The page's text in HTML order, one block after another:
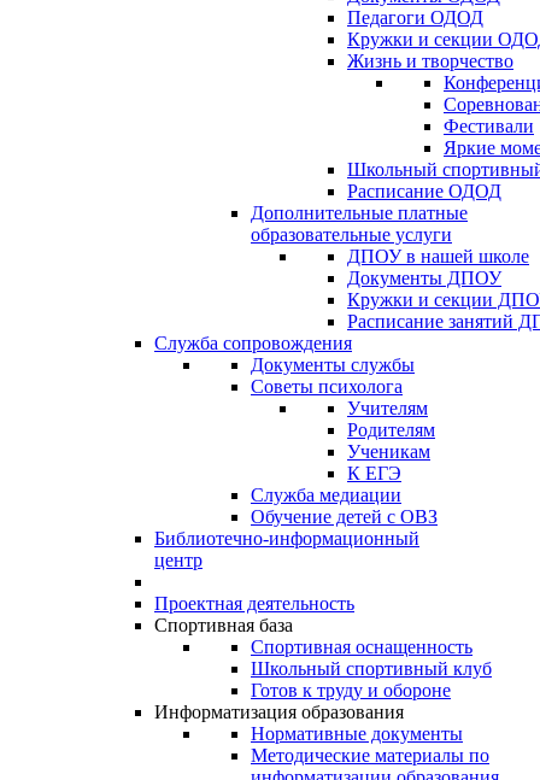
Педагоги ОДОД
Кружки и секции
Жизнь и творчество
Фестивали
Яркие
Школьный
Расписание ОДОД
Дополнительные платные
образовательные услуги
ДПОУ в нашей школе
Документы ДПОУ
Кружки и секции
Расписание занятий
Служба сопровождения
Документы службы
Советы психолога
Учителям
Родителям
Ученикам
К ЕГЭ
Служба медиации
Обучение детей с ОВЗ
Библиотечно-информационный
центр
Проектная деятельность
Спортивная база
Спортивная оснащенность
Школьный спортивный клуб
Готов к труду и обороне
Информатизация образования
Нормативные документы
Методические материалы по